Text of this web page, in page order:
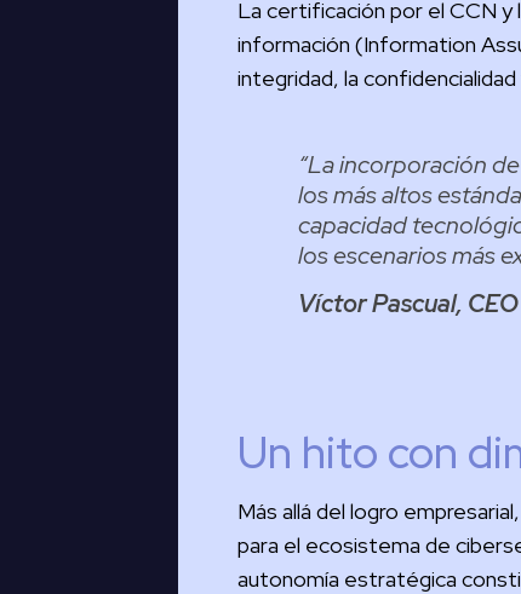
La certificación por el CCN y
información (Information
integridad, la
“La incorporación
los más altos
capacidad
los escenarios más
Víctor Pascual,
Un hito con
Más allá del logro
para el ecosistema de
autonomía estratégica